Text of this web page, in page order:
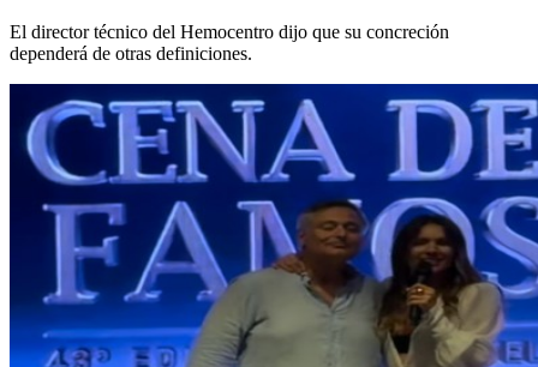
El director técnico del Hemocentro dijo que su concreción
dependerá de otras definiciones.